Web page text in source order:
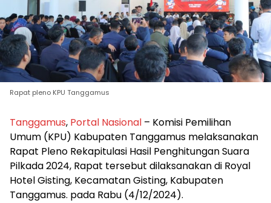
Rapat pleno KPU Tanggamus
Tanggamus, Portal Nasional – Komisi Pemilihan
Umum (KPU) Kabupaten Tanggamus melaksanakan
Rapat Pleno Rekapitulasi Hasil Penghitungan Suara
Pilkada 2024, Rapat tersebut dilaksanakan di Royal
Hotel Gisting, Kecamatan Gisting, Kabupaten
Tanggamus. pada Rabu (4/12/2024).